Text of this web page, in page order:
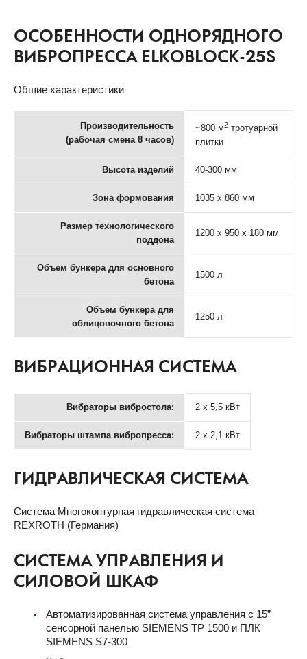
ОСОБЕННОСТИ ОДНОРЯДНОГО
ВИБРОПРЕССА ELKOBLOCK-25S
Общие характеристики
Производительность
(рабочая смена 8 часов)
~800 м2 тротуарной
плитки
Высота изделий 40-300 мм
Зона формования 1035 x 860 мм
Размер технологического
поддона
1200 х 950 х 180 мм
Объем бункера для основного
бетона
1500 л
Объем бункера для
облицовочного бетона
1250 л
ВИБРАЦИОННАЯ СИСТЕМА
Вибраторы вибростола: 2 х 5,5 кВт
Вибраторы штампа вибропресса: 2 х 2,1 кВт
ГИДРАВЛИЧЕСКАЯ СИСТЕМА
Система Многоконтурная гидравлическая система
REXROTH (Германия)
СИСТЕМА УПРАВЛЕНИЯ И
СИЛОВОЙ ШКАФ
Автоматизированная система управления с 15”
сенсорной панелью SIEMENS TP 1500 и ПЛК
SIEMENS S7-300